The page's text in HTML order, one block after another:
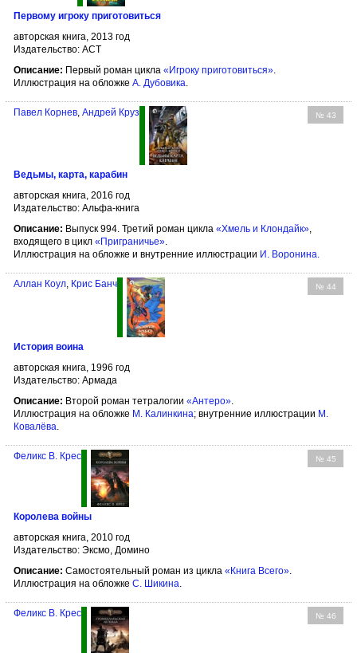
Первому игроку приготовиться
авторская книга, 2013 год
Издательство: АСТ
Описание: Первый роман цикла «Игроку приготовиться».
Иллюстрация на обложке А. Дубовика.
№ 43
Павел Корнев, Андрей Круз
Ведьмы, карта, карабин
авторская книга, 2016 год
Издательство: Альфа-книга
Описание: Выпуск 994. Третий роман цикла «Хмель и Клондайк»
входящего в цикл «Приграничье»
Иллюстрация на обложке и внутренние иллюстрации И. Воронина
№ 44
Аллан Коул Крис Банч
История воина
авторская книга, 1996 год
Издательство: Армада
Описание: Второй роман тетралогии «Антеро».
Иллюстрация на обложке М. Калинкина; внутренние иллюстрации М.
Ковалёва.
№ 45
Феликс В. Крес
Королева войны
авторская книга, 2010 год
Издательство: Эксмо, Домино
Описание: Самостоятельный роман из цикла «Книга Всего».
Иллюстрация на обложке С. Шикина.
№ 46
Феликс В. Крес